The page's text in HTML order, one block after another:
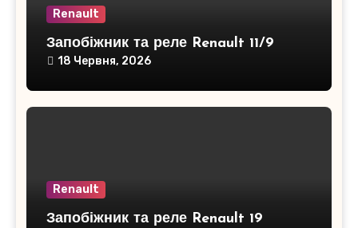
Renault
Запобіжник та реле Renault 11/9
18 Червня, 2026
Renault
Запобіжник та реле Renault 19